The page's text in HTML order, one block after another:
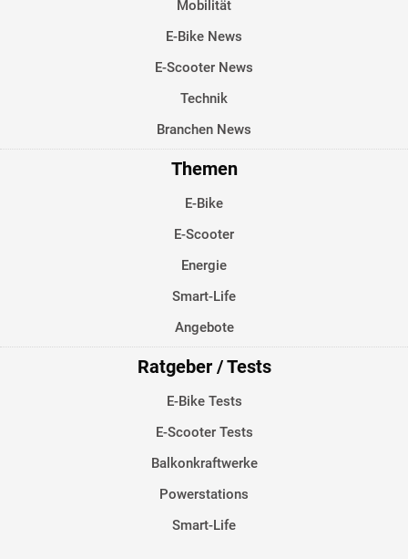
Mobilität
E-Bike News
E-Scooter News
Technik
Branchen News
Themen
E-Bike
E-Scooter
Energie
Smart-Life
Angebote
Ratgeber / Tests
E-Bike Tests
E-Scooter Tests
Balkonkraftwerke
Powerstations
Smart-Life